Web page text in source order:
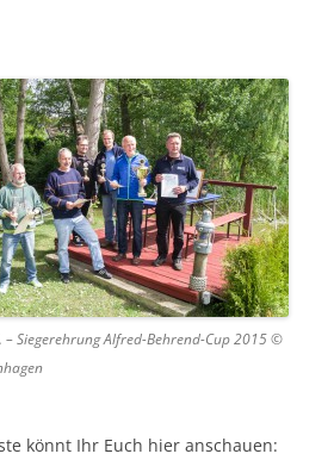
– Siegerehrung Alfred-Behrend-Cup 2015 ©
könnt Ihr Euch hier anschauen: